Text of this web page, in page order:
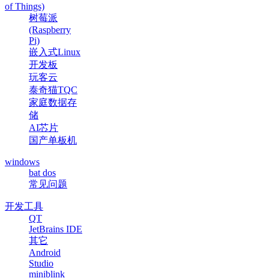
of Things)
树莓派
(Raspberry
Pi)
嵌入式Linux
开发板
玩客云
泰奇猫TQC
家庭数据存
储
AI芯片
国产单板机
windows
bat dos
常见问题
开发工具
QT
JetBrains IDE
其它
Android
Studio
miniblink